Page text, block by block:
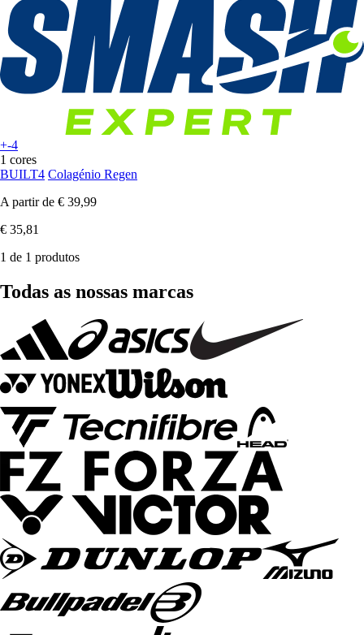
+-4
1 cores
BUILT4 Colagénio Regen
A partir de € 39,99
€ 35,81
1 de 1 produtos
Todas as nossas marcas